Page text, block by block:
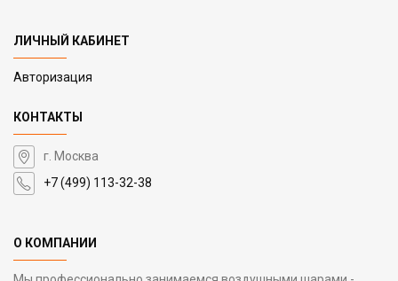
ЛИЧНЫЙ КАБИНЕТ
Авторизация
КОНТАКТЫ
г. Москва
+7 (499) 113-32-38
О КОМПАНИИ